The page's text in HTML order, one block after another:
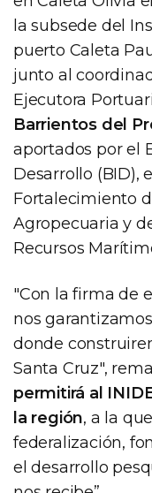
la subsede del
puerto Caleta
junto al
Ejecutora
Barrientos del
aportados por el
Desarrollo (BID),
Fortalecimiento
Agropecuaria y
Recursos
"Con la firma de
nos
donde
Santa Cruz",
permitirá al
la región, a la
federalización,
el desarrollo